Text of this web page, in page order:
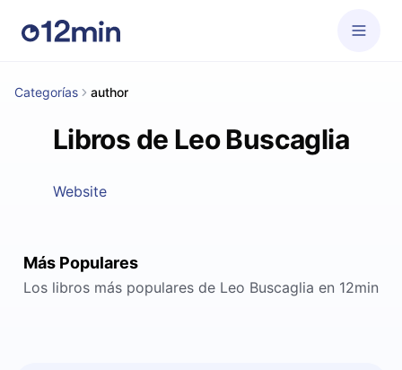
Categorías author
Libros de Leo Buscaglia
Website
Más Populares
Los libros más populares de Leo Buscaglia en 12min